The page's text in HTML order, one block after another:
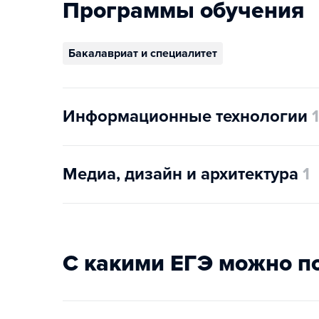
Программы обучения
Бакалавриат и специалитет
Информационные технологии 1
Медиа, дизайн и архитектура 1
С какими ЕГЭ можно